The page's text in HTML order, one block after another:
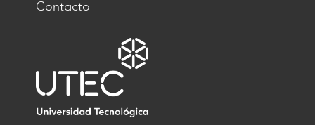
Contacto